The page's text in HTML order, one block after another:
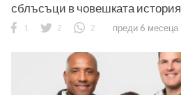
сблъсъци в човешката история
1 2 2 преди 6 месеца